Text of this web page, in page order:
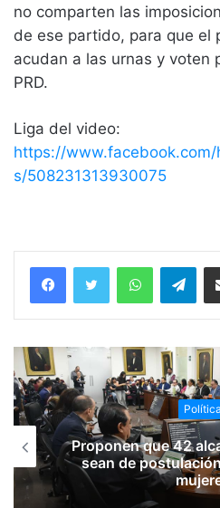
no comparten las
de ese partido, para que el
acudan a las urnas y voten
PRD.
Liga del video:
https://www.facebook.com/
s/508231313930075
WhatsApp
Política
Proponen que 42
sean de